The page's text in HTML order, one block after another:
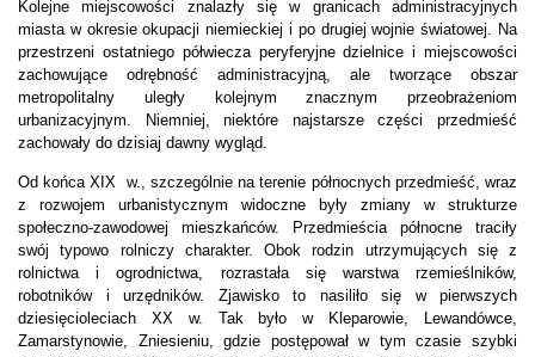
Kolejne miejscowości znalazły się w granicach administracyjnych
miasta w okresie okupacji niemieckiej i po drugiej wojnie światowej. Na
przestrzeni ostatniego półwiecza peryferyjne dzielnice i miejscowości
zachowujące odrębność administracyjną, ale tworzące obszar
metropolitalny uległy kolejnym znacznym przeobrażeniom
urbanizacyjnym. Niemniej, niektóre najstarsze części przedmieść
zachowały do dzisiaj dawny wygląd.
Od końca XIX w., szczególnie na terenie północnych przedmieść, wraz
z rozwojem urbanistycznym widoczne były zmiany w strukturze
społeczno-zawodowej mieszkańców. Przedmieścia północne traciły
swój typowo rolniczy charakter. Obok rodzin utrzymujących się z
rolnictwa i ogrodnictwa, rozrastała się warstwa rzemieślników,
robotników i urzędników. Zjawisko to nasiliło się w pierwszych
dziesięcioleciach XX w. Tak było w Kleparowie, Lewandówce,
Zamarstynowie, Zniesieniu, gdzie postępował w tym czasie szybki